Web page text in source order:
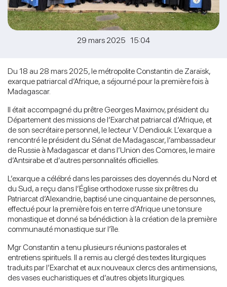
29 mars 2025 15:04
Du 18 au 28 mars 2025, le métropolite Constantin de Zaraïsk,
exarque patriarcal d’Afrique, a séjourné pour la première fois à
Madagascar.
Il était accompagné du prêtre Georges Maximov, président du
Département des missions de l’Exarchat patriarcal d’Afrique, et
de son secrétaire personnel, le lecteur V. Dendiouk. L’exarque a
rencontré le président du Sénat de Madagascar, l’ambassadeur
de Russie à Madagascar et dans l’Union des Comores, le maire
d’Antsirabe et d’autres personnalités officielles.
L’exarque a célébré dans les paroisses des doyennés du Nord et
du Sud, a reçu dans l’Église orthodoxe russe six prêtres du
Patriarcat d’Alexandrie, baptisé une cinquantaine de personnes,
effectué pour la première fois en terre d’Afrique une tonsure
monastique et donné sa bénédiction à la création de la première
communauté monastique sur l’île.
Mgr Constantin a tenu plusieurs réunions pastorales et
entretiens spirituels. Il a remis au clergé des textes liturgiques
traduits par l’Exarchat et aux nouveaux clercs des antimensions,
des vases eucharistiques et d’autres objets liturgiques.